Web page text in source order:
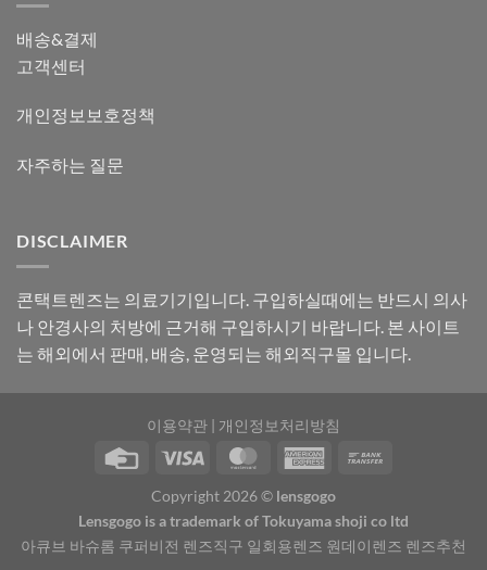
배송&결제
고객센터
개인정보보호정책
자주하는 질문
DISCLAIMER
콘택트렌즈는 의료기기입니다. 구입하실때에는 반드시 의사
나 안경사의 처방에 근거해 구입하시기 바랍니다. 본 사이트
는 해외에서 판매, 배송, 운영되는 해외직구몰 입니다.
이용약관 | 개인정보처리방침
Copyright 2026 © lensgogo
Lensgogo is a trademark of Tokuyama shoji co ltd
아큐브 바슈롬 쿠퍼비전 렌즈직구 일회용렌즈 원데이렌즈 렌즈추천